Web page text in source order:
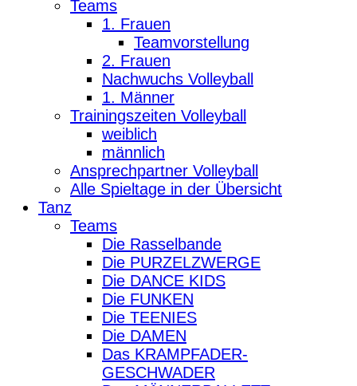
Teams
1. Frauen
Teamvorstellung
2. Frauen
Nachwuchs Volleyball
1. Männer
Trainingszeiten Volleyball
weiblich
männlich
Ansprechpartner Volleyball
Alle Spieltage in der Übersicht
Tanz
Teams
Die Rasselbande
Die PURZELZWERGE
Die DANCE KIDS
Die FUNKEN
Die TEENIES
Die DAMEN
Das KRAMPFADER-
GESCHWADER